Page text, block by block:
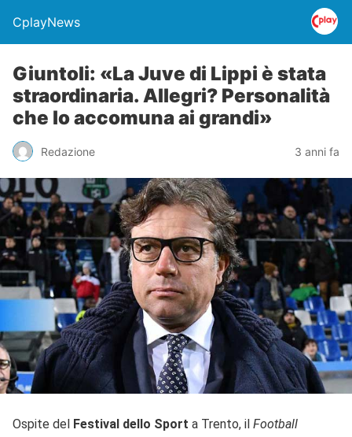
CplayNews
Giuntoli: «La Juve di Lippi è stata
straordinaria. Allegri? Personalità
che lo accomuna ai grandi»
Redazione 3 anni fa
Ospite del Festival dello Sport a Trento, il Football